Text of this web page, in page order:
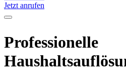
Jetzt anrufen
Professionelle